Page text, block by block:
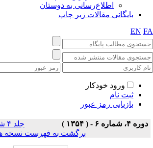
اطلاع‌رسانی به دوستان
بایگانی مقالات زیر چاپ
EN
ورود خودکار
ثبت نام
بازیابی رمز عبور
دوره ۴، شماره ۶ - ( ۱۳۵۴ ) جلد ۴ شماره ۶ صفحات ۰-۰
برگشت به فهرست نسخه ها